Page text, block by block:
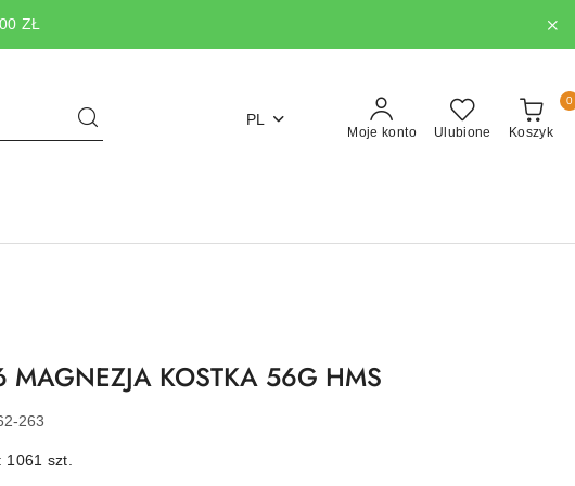
ZŁ
PL
Moje konto Ulubione Koszyk
0
MAGNEZJA KOSTKA 56G HMS
263
1061 szt.